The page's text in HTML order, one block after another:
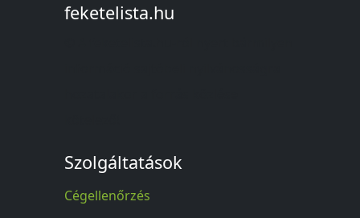
feketelista.hu
Szolgáltatások
Cégellenőrzés